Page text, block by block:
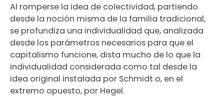
Al romperse la idea de colectividad, partiendo
desde la noción misma de la familia tradicional,
se profundiza una individualidad que, analizada
desde los parámetros necesarios para que el
capitalismo funcione, dista mucho de lo que la
individualidad considerada como tal desde la
idea original instalada por Schmidt o, en el
extremo opuesto, por Hegel.